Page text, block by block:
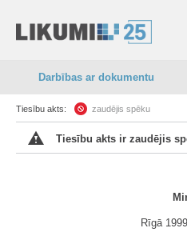
Darbības ar dokumentu
Tiesību akts: zaudējis spēku
Tiesību akts ir zaudējis
Rīgā